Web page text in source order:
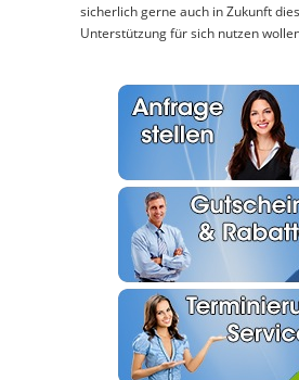
sicherlich gerne auch in Zukunft
Unterstützung für sich nutzen